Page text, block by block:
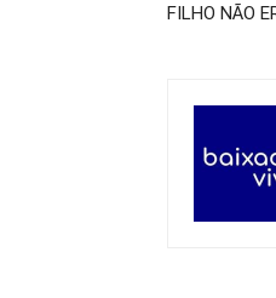
FILHO NÃO